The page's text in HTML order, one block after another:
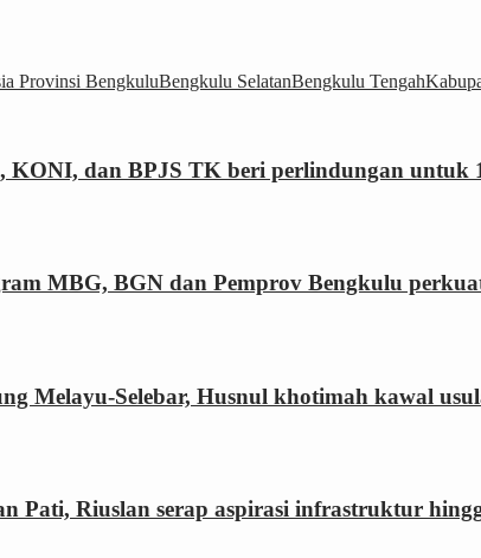
Provinsi BengkuluBengkulu SelatanBengkulu Tengah
KONI, dan BPJS TK beri perlindungan untuk
MBG, BGN dan Pemprov Bengkulu
Melayu-Selebar, Husnul khotimah kawal
Pati, Riuslan serap aspirasi infrastruktur